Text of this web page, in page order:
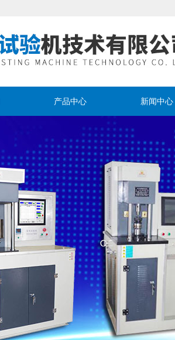
产品中心 新闻中心